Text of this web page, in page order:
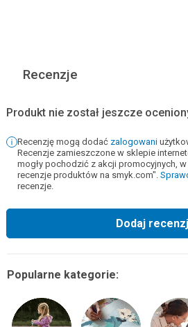
Recenzje
Produkt nie został jeszcze
Recenzję mogą dodać zalogowani
Recenzje zamieszczone w sklepie
mogły pochodzić z akcji promocyjnych,
recenzje produktów na smyk.com".
recenzje.
Dodaj
Popularne kategorie: